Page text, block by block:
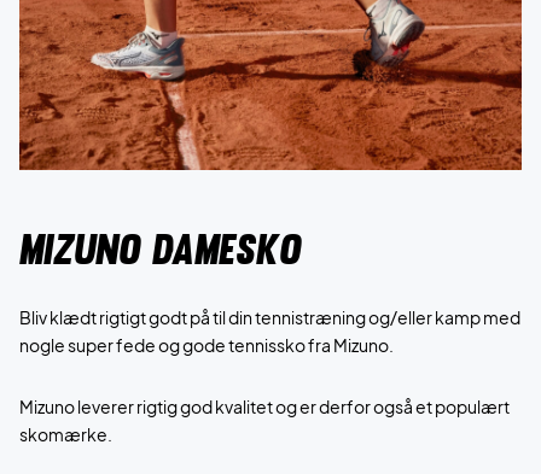
Mizuno damesko
Bliv klædt rigtigt godt på til din tennistræning og/eller kamp med
nogle super fede og gode tennissko fra Mizuno.
Mizuno leverer rigtig god kvalitet og er derfor også et populært
skomærke.